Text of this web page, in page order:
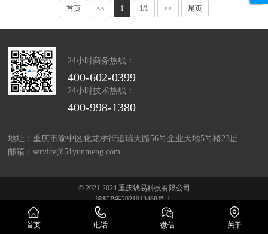
首页 << 1 1/1 >> 尾页
24小时商务热线：
400-602-0399
24小时技术热线：
400-998-1380
地址：重庆市渝中区化龙桥街道瑞天路56号企业天地5号楼23层
邮箱：service@51yunmeng.com
© 2021-2024 重庆钱易科技有限公司
渝ICP备2021013468号-1
首页 电话 微信 关于